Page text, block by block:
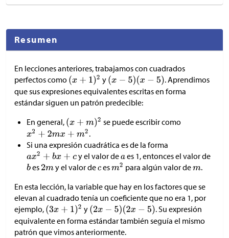
Resumen
En lecciones anteriores, trabajamos con cuadrados
perfectos como
y
. Aprendimos
que sus expresiones equivalentes escritas en forma
estándar siguen un patrón predecible:
En general,
se puede escribir como
.
Si una expresión cuadrática es de la forma
y el valor de
es 1, entonces el valor de
es
y el valor de es para algún valor de
.
En esta lección, la variable que hay en los factores que se
elevan al cuadrado tenía un coeficiente que no era 1, por
ejemplo,
y
. Su expresión
equivalente en forma estándar también seguía el mismo
patrón que vimos anteriormente.